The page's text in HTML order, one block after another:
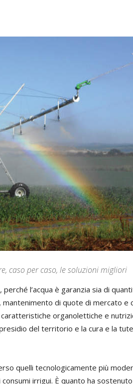
caso per caso, le soluzioni migliori
l’acqua è garanzia sia di
mantenimento di quote di mercato e
organolettiche e
del territorio e la cura e la
quelli tecnologicamente più
irrigui. È quanto ha sostenuto